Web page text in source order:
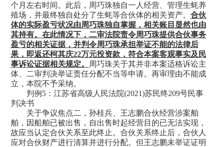
个月左右时间。此后，周巧珠独自一人经营、管理生蚝养
殖场，并最终独自处分了生蚝等合伙体的相关资产。 合伙
体的实际盈亏状况由周巧珠独自掌握，相关账目显然也由
其持有。在此情况下，二审法院责令周巧珠提供合伙事务
盈亏的相关证据，并判令周巧珠承担举证不能的法律后
果，即返还柯其庆22万元投资款，符合本案客观事实及民
事诉讼证据相关规定。
周巧珠关于其并非本案适格诉讼主
体、二审判决举证责任分配不当等申请。再审理由不能成
立，本院不予采纳。
判例 5：江苏省高级人民法院(2021)苏民终209号民事
判决书
关于争议焦点二，孙桂兵、王志鹏合伙经营涉案舶
舶，因船舶已被出售，自出售时起经营目的已无法实现，
故应当认定合伙关系至此终止。合伙关系终止后，合伙人
应对合伙财产进行清算并进行分配。但王志鹏未举证证明